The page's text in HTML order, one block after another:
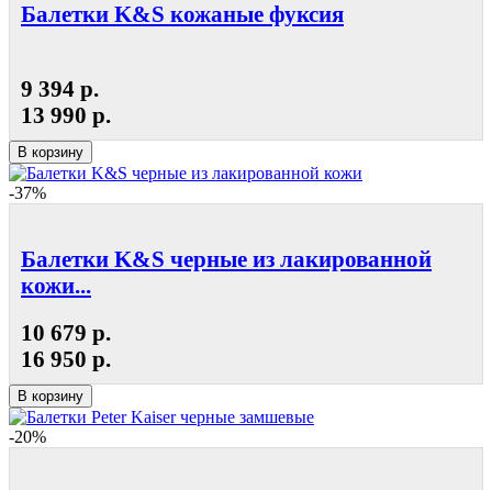
Балетки K&S кожаные фуксия
9 394 р.
13 990 р.
В корзину
-37%
Балетки K&S черные из лакированной
кожи...
10 679 р.
16 950 р.
В корзину
-20%